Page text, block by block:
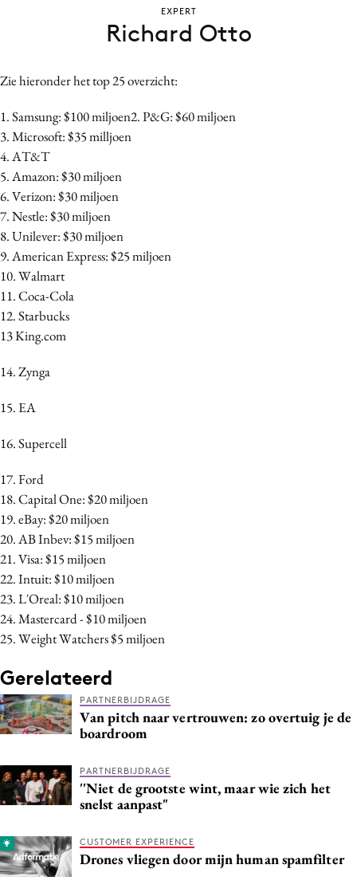
Contentmarketing
Craft
Customer Experience
Data & Insights
Design
Digital transformation
Diversiteit
Effectiviteit
Gedragsverandering
Influencer marketing
Interne communicatie
Media
Programmatic
Reputatie & crisis
Zie hieronder het top 25 overzicht:
1. Samsung: $100 miljoen2. P&G: $60 miljoen
3. Microsoft: $35 milljoen
4. AT&T
5. Amazon: $30 miljoen
6. Verizon: $30 miljoen
7. Nestle: $30 miljoen
8. Unilever: $30 miljoen
9. American Express: $25 miljoen
10. Walmart
11. Coca-Cola
12. Starbucks
13 King.com
14. Zynga
15. EA
16. Supercell
17. Ford
18. Capital One: $20 miljoen
19. eBay: $20 miljoen
20. AB Inbev: $15 miljoen
21. Visa: $15 miljoen
22. Intuit: $10 miljoen
23. L'Oreal: $10 miljoen
24. Mastercard - $10 miljoen
25. Weight Watchers $5 miljoen
Gerelateerd
PARTNERBIJDRAGE
Van pitch naar vertrouwen: zo overtuig je de
boardroom
PARTNERBIJDRAGE
''Niet de grootste wint, maar wie zich het
snelst aanpast"
CUSTOMER EXPERIENCE
Drones vliegen door mijn human spamfilter
EXPERT
Richard Otto